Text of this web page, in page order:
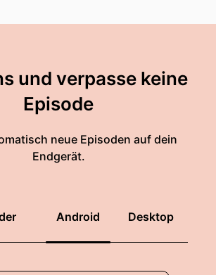
und verpasse keine
Episode
neue Episoden auf dein
Endgerät.
Android Desktop